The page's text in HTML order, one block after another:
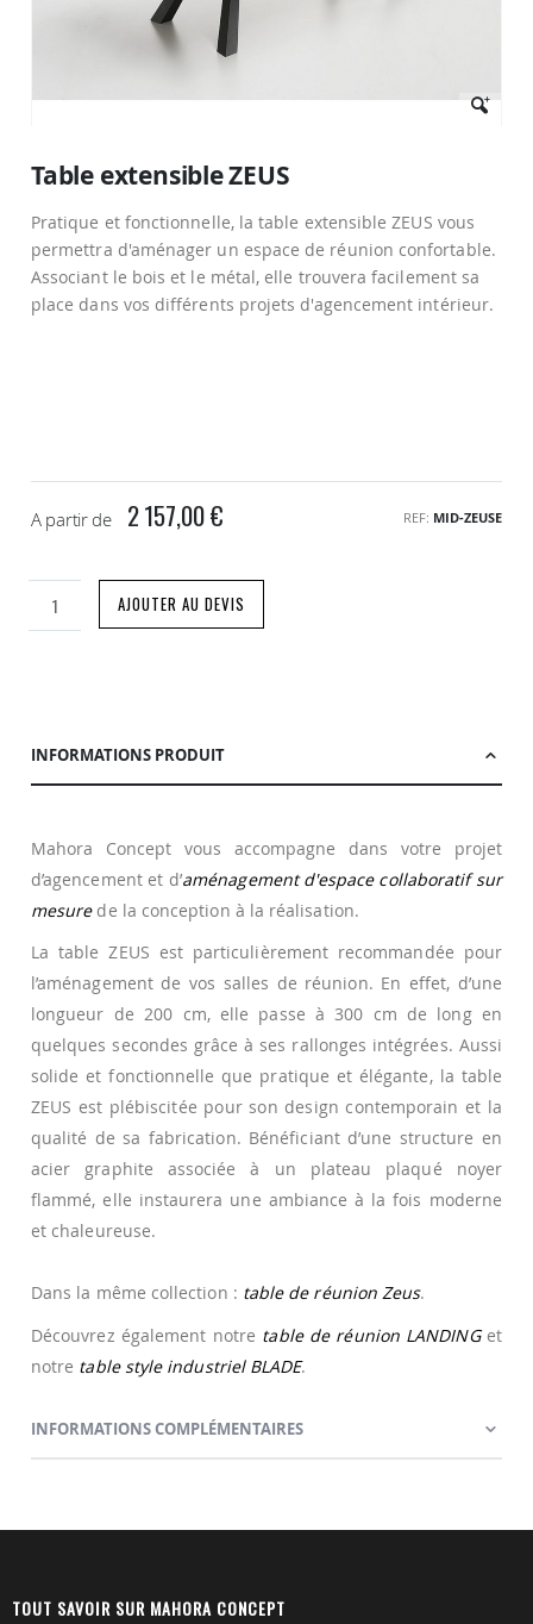
début
la
Galerie
d’images
Table extensible ZEUS
Pratique et fonctionnelle, la table extensible ZEUS vous
permettra d'aménager un espace de réunion confortable.
Associant le bois et le métal, elle trouvera facilement sa
place dans vos différents projets d'agencement intérieur.
A partir de 2 157,00 € REF MID-ZEUSE
AJOUTER AU DEVIS
INFORMATIONS PRODUIT
Mahora Concept vous accompagne dans votre projet
d’agencement et d’aménagement d'espace collaboratif sur
mesurede la conception à la réalisation.
La table ZEUS est particulièrement recommandée pour
l’aménagement de vos salles de réunion. En effet, d’une
longueur de 200 cm, elle passe à 300 cm de long en
quelques secondes grâce à ses rallonges intégrées. Aussi
solide et fonctionnelle que pratique et élégante, la table
ZEUS est plébiscitée pour son design contemporain et la
qualité de sa fabrication. Bénéficiant d’une structure en
acier graphite associée à un plateau plaqué noyer
flammé, elle instaurera une ambiance à la fois moderne
et chaleureuse.
Dans la même collection : table de réunion Zeus.
Découvrez également notre table de réunion LANDINGet
notre table style industriel BLADE.
INFORMATIONS COMPLÉMENTAIRES
TOUT SAVOIR SUR MAHORA CONCEPT